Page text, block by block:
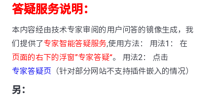
答疑服务说明：
本内容经由技术专家审阅的用户问答的镜像生成，我
们提供了专家智能答疑服务,使用方法： 用法1： 在
页面的右下的浮窗”专家答疑“。 用法2： 点击
专家答疑页 （针对部分网站不支持插件嵌入的情况）
另：